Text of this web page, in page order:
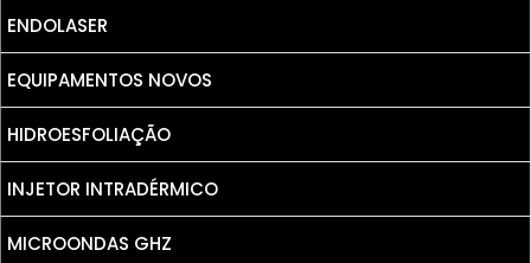
ENDOLASER
EQUIPAMENTOS NOVOS
HIDROESFOLIAÇÃO
INJETOR INTRADÉRMICO
MICROONDAS GHZ